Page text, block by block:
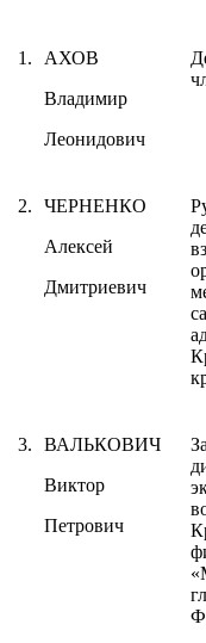
1.
АХОВ
Владимир
Леонидович
2.
ЧЕРНЕНКО
Алексей
Дмитриевич
3.
ВАЛЬКОВИЧ
Виктор
Петрович